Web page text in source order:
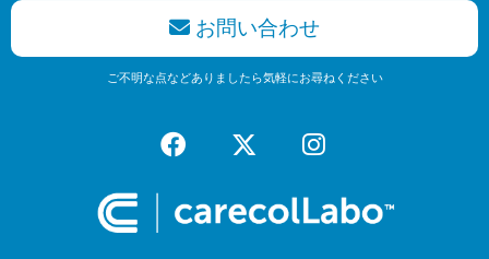
お問い合わせ
ご不明な点などありましたら気軽にお尋ねください